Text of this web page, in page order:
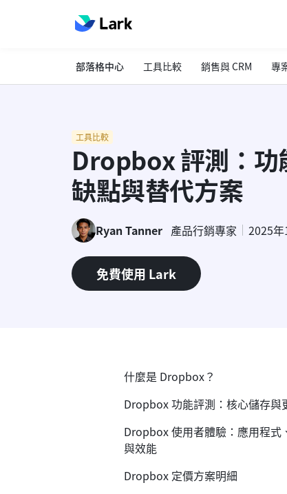
部落格中心 工具比較 銷售與 CRM 專
工具比較
Dropbox 評測：功
缺點與替代方案
Ryan Tanner 產品行銷專家 2025
免費使用 Lark
什麼是 Dropbox？
Dropbox 功能評測：核心儲存與
Dropbox 使用者體驗：應用程式
與效能
Dropbox 定價方案明細